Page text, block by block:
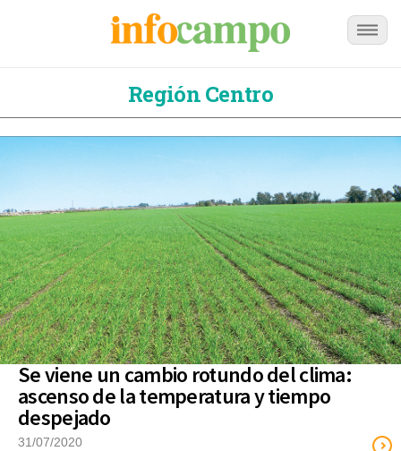
Región Centro
Se viene un cambio rotundo del clima:
ascenso de la temperatura y tiempo
despejado
31/07/2020